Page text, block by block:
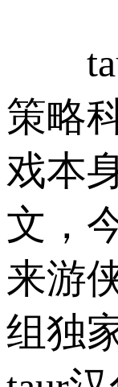
策略
戏本
文，
来游
组独